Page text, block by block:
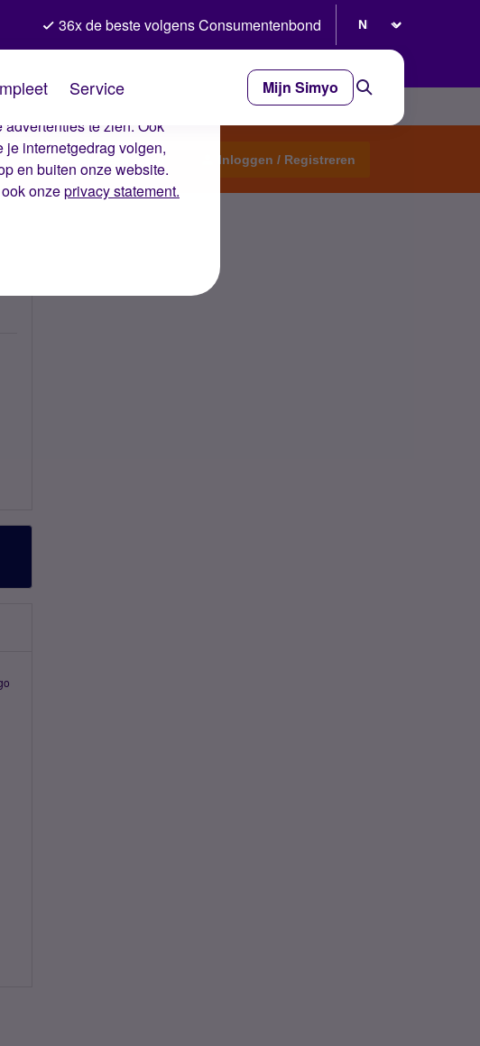
dat je ervaring op de
te zien. Ook
internetgedrag volgen,
en buiten onze website.
onzeprivacy statement.
36x de beste volgens Consumentenbond
Service Mijn Simyo
Start een topic Inloggen / Registreren